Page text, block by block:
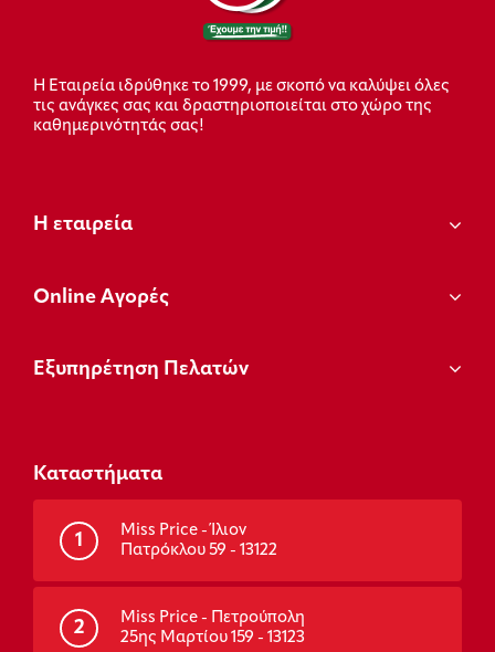
Η Εταιρεία ιδρύθηκε το 1999, με σκοπό να καλύψει όλες
τις ανάγκες σας και δραστηριοποιείται στο χώρο της
καθημερινότητάς σας!
Η εταιρεία
Οnline Αγορές
Εξυπηρέτηση Πελατών
Καταστήματα
1
Miss Price - Ίλιον
Πατρόκλου 59 - 13122
2
Miss Price - Πετρούπολη
25ης Μαρτίου 159 - 13123